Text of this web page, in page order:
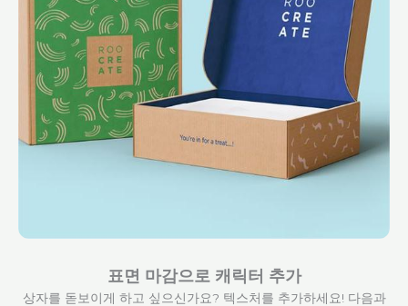
표면 마감으로 캐릭터 추가
상자를 돋보이게 하고 싶으신가요? 텍스처를 추가하세요! 다음과